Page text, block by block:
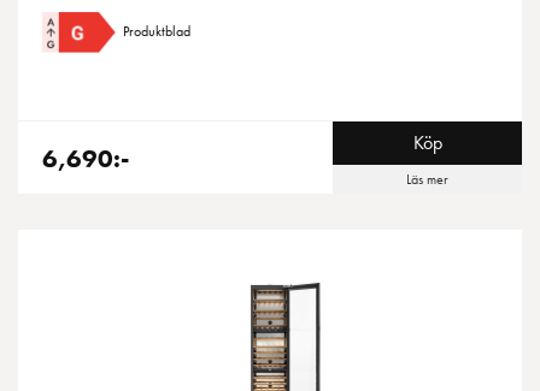
Produktblad
6,690:- Köp
Läs mer